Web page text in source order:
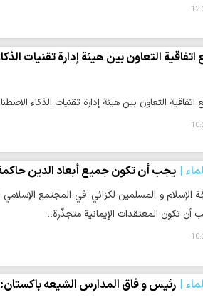
اتفاقية التعاون بين هيئة إدارة تقنيات
اتفاقية التعاون بين هيئة إدارة تقنيات الذكاء
يجب أن تكون جميع أبعاد الدين
الإسلام و المسلمين لكزائي: في المجتمع
أن تكون المعتقدات الإيمانية متجذّرة…
رئیس و فاق المدارس الشیعه